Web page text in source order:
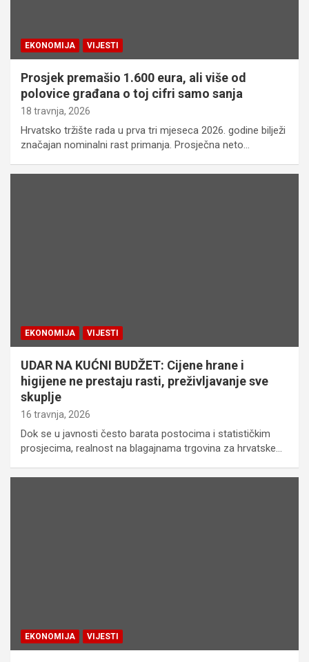
EKONOMIJA VIJESTI
Prosjek premašio 1.600 eura, ali više od
polovice građana o toj cifri samo sanja
18 travnja, 2026
Hrvatsko tržište rada u prva tri mjeseca 2026. godine bilježi
značajan nominalni rast primanja. Prosječna neto…
EKONOMIJA VIJESTI
UDAR NA KUĆNI BUDŽET: Cijene hrane i
higijene ne prestaju rasti, preživljavanje sve
skuplje
16 travnja, 2026
Dok se u javnosti često barata postocima i statističkim
prosjecima, realnost na blagajnama trgovina za hrvatske…
EKONOMIJA VIJESTI